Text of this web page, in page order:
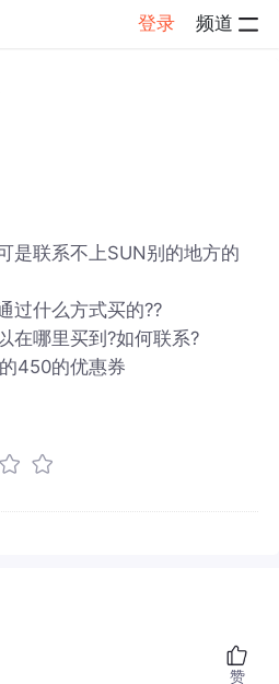
登录 频道
子详情
是联系不上SUN别的地方的
过什么方式买的??
在哪里买到?如何联系?
450的优惠券
赞